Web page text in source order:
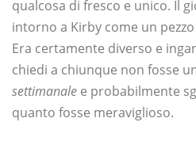
qualcosa di fresco e unico. Il
intorno a Kirby come un
Era certamente diverso e
chiedi a chiunque non fosse
settimanale e probabilmente
quanto fosse meraviglioso.